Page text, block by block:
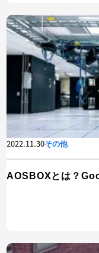
2022.11.30その他
AOSBOXとは？